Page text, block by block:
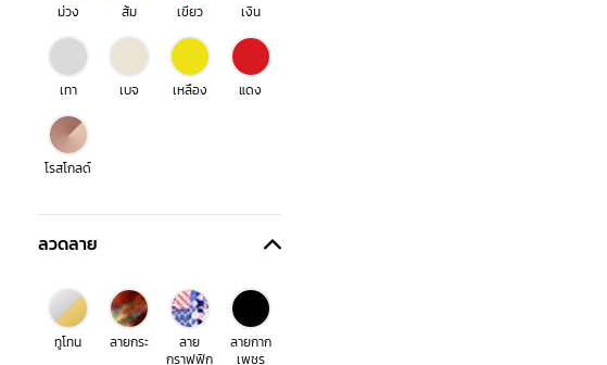
ม่วง ส้ม เขียว เงิน
เทา เบจ เหลือง แดง
โรสโกลด์
ลวดลาย
ทูโทน ลายกระ
ลาย
กราฟฟิก
ลายกาก
เพชร